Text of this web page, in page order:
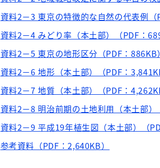
資料2－3 東京の特徴的な自然の代表例（
資料2－4 みどり率（本土部）（PDF：
資料2－5 東京の地形区分（PDF：886KB）
資料2－6 地形（本土部）（PDF：
資料2－7 地質（本土部）（PDF：
資料2－8 明治前期の土地利用（本土部）
資料2－9 平成19年植生図（本土部）（
参考資料（PDF：2,640KB）